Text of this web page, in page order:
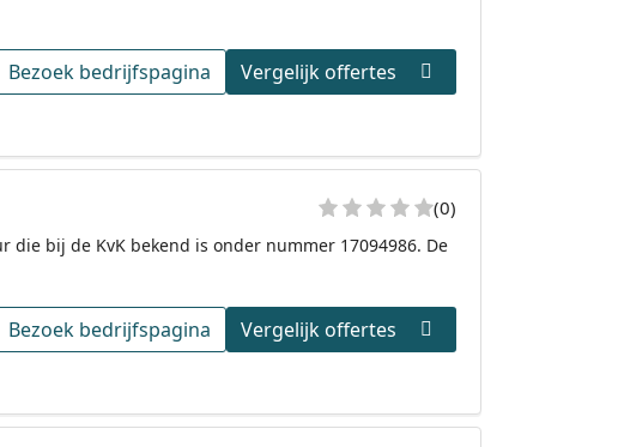
Bezoek bedrijfspagina Vergelijk offertes
(0)
bij de KvK bekend is onder nummer 17094986. De
Bezoek bedrijfspagina Vergelijk offertes